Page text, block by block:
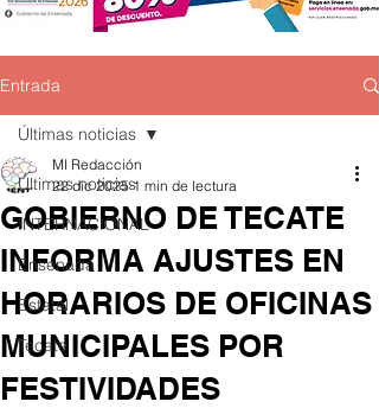
Entrada
Últimas noticias
INTERNACIONAL
Ensenada
Estatal
Tecate
Últimas noticias
GOBIERNO DE TECATE
INFORMA AJUSTES EN
HORARIOS DE OFICINAS
MUNICIPALES POR
FESTIVIDADES
MI Redacción
22 dic 2025 1 min de lectura